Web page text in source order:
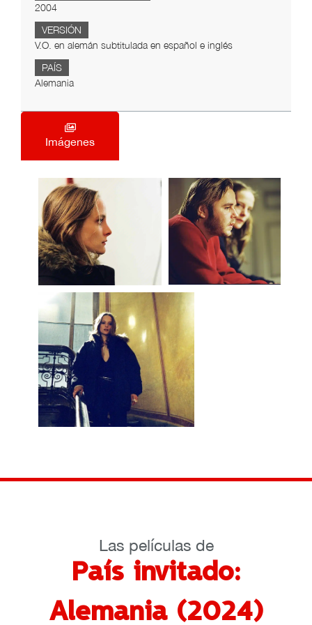
2004
VERSIÓN
V.O. en alemán subtitulada en español e inglés
PAÍS
Alemania
Imágenes
Las películas de
País invitado:
Alemania (2024)